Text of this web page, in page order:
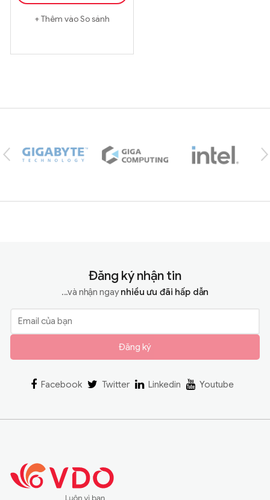
Thêm vào So sánh
Đăng ký nhận tin
...và nhận ngaynhiều ưu đãi hấp dẫn
Đăng ký
Facebook Twitter Linkedin Youtube